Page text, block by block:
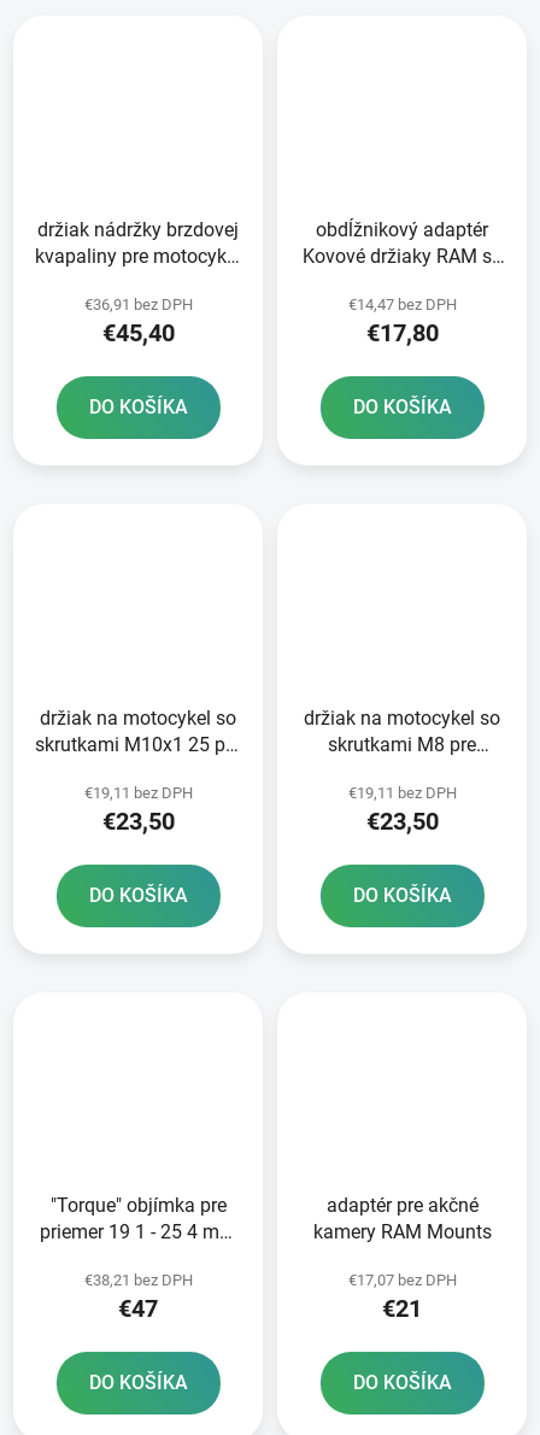
držiak nádržky brzdovej
kvapaliny pre motocykel
€36,91 bez DPH
€45,40
DO KOŠÍKA
obdĺžnikový adaptér
Kovové držiaky RAM so
€14,47 bez DPH
€17,80
DO KOŠÍKA
držiak na motocykel so
skrutkami M10x1 25 pre
€19,11 bez DPH
€23,50
DO KOŠÍKA
držiak na motocykel so
skrutkami M8 pre
€19,11 bez DPH
€23,50
DO KOŠÍKA
"Torque" objímka pre
priemer 19 1 - 25 4 mm
€38,21 bez DPH
€47
DO KOŠÍKA
adaptér pre akčné
kamery RAM Mounts
€17,07 bez DPH
€21
DO KOŠÍKA